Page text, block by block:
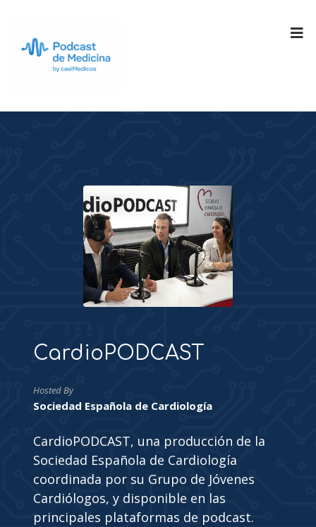
CardioPODCAST
Hosted By
Sociedad Española de Cardiología
CardioPODCAST, una producción de la
Sociedad Española de Cardiología
coordinada por su Grupo de Jóvenes
Cardiólogos, y disponible en las
principales plataformas de podcast.